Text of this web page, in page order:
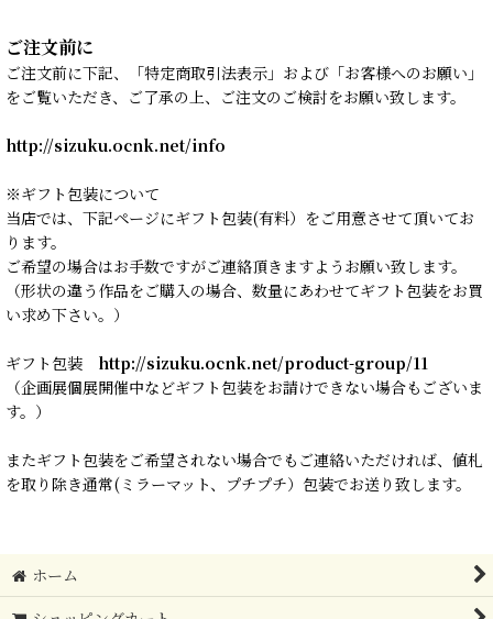
ご注文前に
ご注文前に下記、「特定商取引法表示」および「お客様へのお願い」
をご覧いただき、ご了承の上、ご注文のご検討をお願い致します。
http://sizuku.ocnk.net/info
※ギフト包装について
当店では、下記ページにギフト包装(有料）をご用意させて頂いてお
ります。
ご希望の場合はお手数ですがご連絡頂きますようお願い致します。
（形状の違う作品をご購入の場合、数量にあわせてギフト包装をお買
い求め下さい。）
ギフト包装 http://sizuku.ocnk.net/product-group/11
（企画展個展開催中などギフト包装をお請けできない場合もございま
す。）
またギフト包装をご希望されない場合でもご連絡いただければ、値札
を取り除き通常(ミラーマット、プチプチ）包装でお送り致します。
ホーム